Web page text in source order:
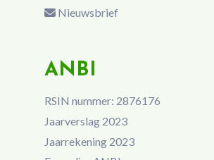
Nieuwsbrief
ANBI
RSIN nummer: 2876176
Jaarverslag 2023
Jaarrekening 2023